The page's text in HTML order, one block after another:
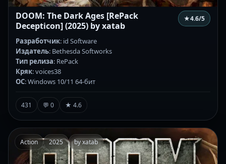
DOOM: The Dark Ages [RePack
Decepticon] (2025) by xatab
★4.6/5
Разработчик: id Software
Издатель: Bethesda Softworks
Тип релиза: RePack
Кряк: voices38
ОС: Windows 10/11 64-бит
431 💬 0 ★ 4.6
Action 2025 by xatab